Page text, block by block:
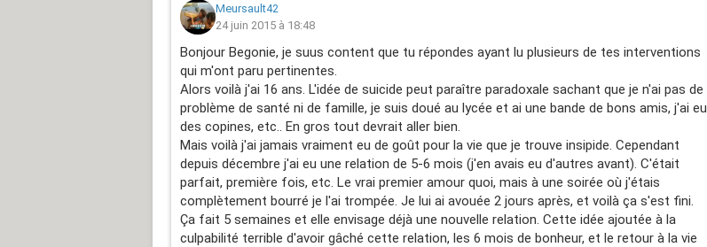
Meursault42
24 juin 2015 à 18:48
Bonjour Begonie, je suus content que tu répondes ayant lu plusieurs de tes interventions
qui m'ont paru pertinentes.
Alors voilà j'ai 16 ans. L'idée de suicide peut paraître paradoxale sachant que je n'ai pas de
problème de santé ni de famille, je suis doué au lycée et ai une bande de bons amis, j'ai eu
des copines, etc.. En gros tout devrait aller bien.
Mais voilà j'ai jamais vraiment eu de goût pour la vie que je trouve insipide. Cependant
depuis décembre j'ai eu une relation de 5-6 mois (j'en avais eu d'autres avant). C'était
parfait, première fois, etc. Le vrai premier amour quoi, mais à une soirée où j'étais
complètement bourré je l'ai trompée. Je lui ai avouée 2 jours après, et voilà ça s'est fini.
Ça fait 5 semaines et elle envisage déjà une nouvelle relation. Cette idée ajoutée à la
culpabilité terrible d'avoir gâché cette relation, les 6 mois de bonheur, et le retour à la vie